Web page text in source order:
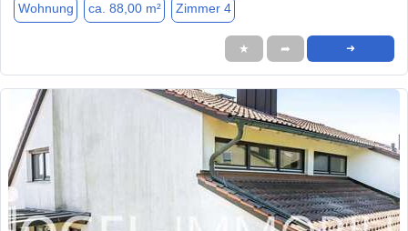
Wohnung ca. 88,00 m² Zimmer 4
★ ➦ ➜